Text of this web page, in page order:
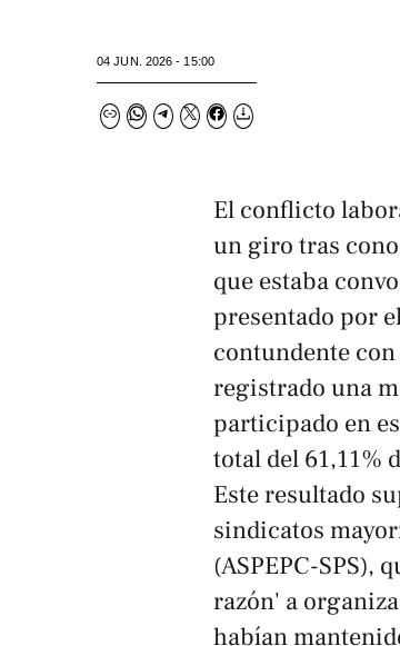
04 JUN. 2026 - 15:00
El conflicto
un giro tras
que estaba
presentado por
contundente con
registrado una
participado en
total del 61,11%
Este resultado
sindicatos
(ASPEPC-SPS),
razón' a
habían